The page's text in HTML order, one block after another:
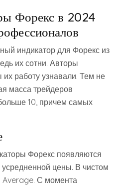
Форекс в 2024
индикатор для Форекс из
их сотни. Авторы
их работу узнавали. Тем не
масса трейдеров
10, причем самых
Форекс появляются
усредненной цены. В чистом
Average. С момента